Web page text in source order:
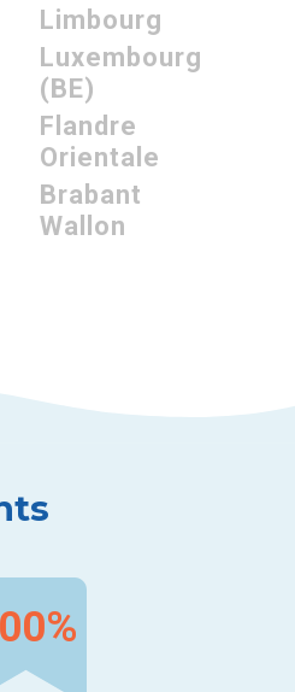
Limbourg
Luxembourg
(BE)
Flandre
Orientale
Brabant
Wallon